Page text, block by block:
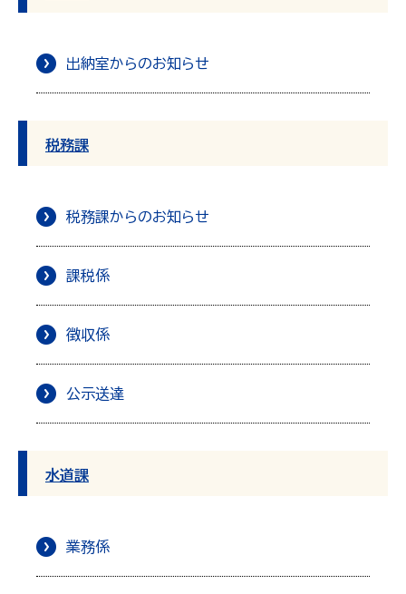
出納室からのお知らせ
税務課
税務課からのお知らせ
課税係
徴収係
公示送達
水道課
業務係